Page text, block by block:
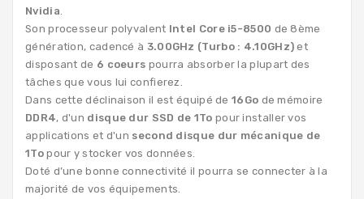
Nvidia
Son processeur polyvalent Intel Core i5-8500 de 8ème
génération, cadencé à 3.00GHz (Turbo : 4.10GHz) et
disposant de 6 coeurs pourra absorber la plupart des
tâches que vous lui confierez.
Dans cette déclinaison il est équipé de 16Go de mémoire
DDR4, d'un disque dur SSD de 1To pour installer vos
applications et d'un second disque dur mécanique de
1Topour y stocker vos données.
Doté d’une bonne connectivité il pourra se connecter à la
majorité de vos équipements.